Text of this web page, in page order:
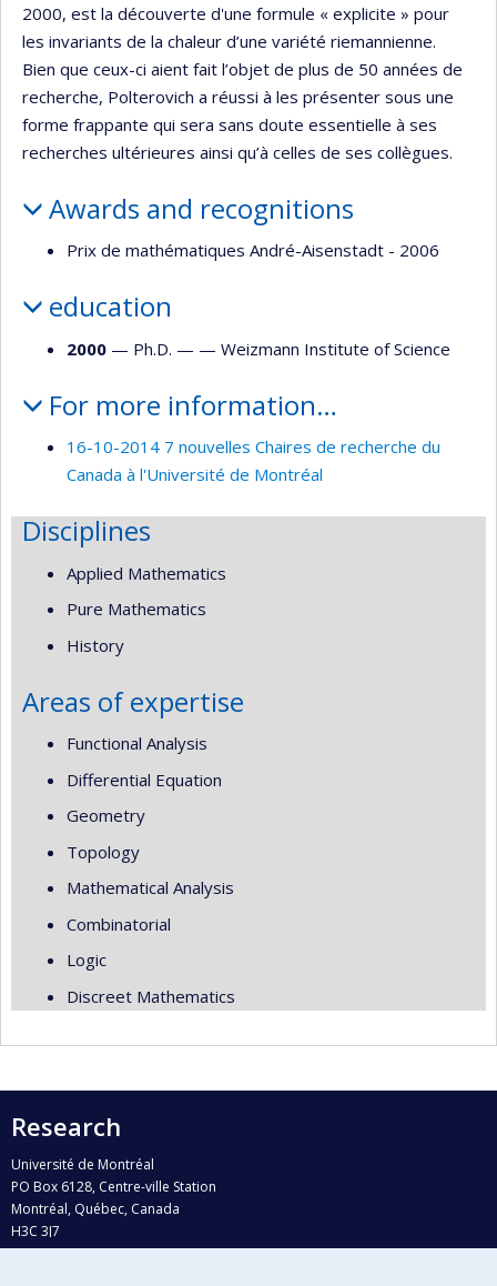
2000, est la découverte d'une formule « explicite » pour
les invariants de la chaleur d’une variété riemannienne.
Bien que ceux-ci aient fait l’objet de plus de 50 années de
recherche, Polterovich a réussi à les présenter sous une
forme frappante qui sera sans doute essentielle à ses
recherches ultérieures ainsi qu’à celles de ses collègues.
Awards and recognitions
Prix de mathématiques André-Aisenstadt - 2006
education
2000 — Ph.D. — — Weizmann Institute of Science
For more information…
16-10-2014 7 nouvelles Chaires de recherche du
Canada à l'Université de Montréal
Disciplines
Applied Mathematics
Pure Mathematics
History
Areas of expertise
Functional Analysis
Differential Equation
Geometry
Topology
Mathematical Analysis
Combinatorial
Logic
Discreet Mathematics
Research
Université de Montréal
PO Box 6128, Centre-ville Station
Montréal, Québec, Canada
H3C 3J7